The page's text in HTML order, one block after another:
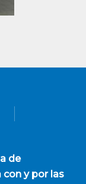
de
y por las